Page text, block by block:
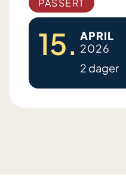
PASSERT
15. APRIL
2026
2 dager
t
h